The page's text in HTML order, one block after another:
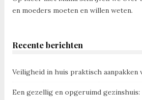
en moeders moeten en willen weten.
Recente berichten
Veiligheid in huis praktisch
Een gezellig en opgeruimd gezinshuis: